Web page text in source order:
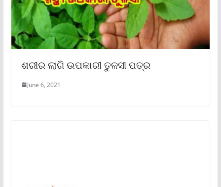
ଶରୀର ଲାଗି ଉପକାରୀ ତୁଳସୀ ପତ୍ର
June 6, 2021